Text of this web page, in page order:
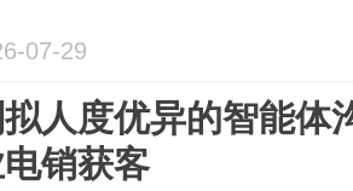
07-29
人度优异的智能体
销获客